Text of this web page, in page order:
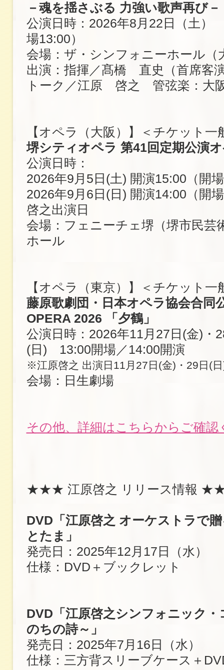
－魂を揺さぶる 力強い歌声再び－
公演日時：2026年8月22日（土）
場13:00）
会場：ザ・シンフォニーホール（
出演：指揮／髙橋 直史（首席客
トーク／江原 啓之 管弦楽：大
【オペラ（大阪）】＜チケット一
堺シティオペラ 第41回定期公演
公演日時：
2026年9月5日(土) 開演15:00（開
2026年9月6日(日) 開演14:00（
啓之出演日
会場：フェニーチェ堺（堺市民芸
ホール
【オペラ（東京）】＜チケット一
藤原歌劇団・日本オペラ協会合同
OPERA 2026 「夕鶴」
公演日時：2026年11月27日(金)・
(日) 13:00開場／14:00開演
※江原啓之 出演日11月27日(金)・29日(
会場：日生劇場
その他、詳細はこちらからご確認
★★★ 江原啓之 リリース情報
DVD「江原啓之 オーケストラで
とたま」
発売日：2025年12月17日（水）
仕様：DVD＋ブックレット
DVD「江原啓之シンフォニック
のちの詩～」
発売日：2025年7月16日（水）
仕様：三方背スリーブケース＋